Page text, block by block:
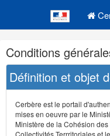
Navigation
et
outils
annexes
Conditions
Définition et objet
Cerbère est le portail
mises en oeuvre par le
Ministère de la Cohésion
Collectivités Terrritoriales et